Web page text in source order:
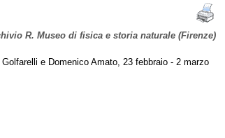
R. Museo di fisica e storia naturale (Firenze)
e Domenico Amato, 23 febbraio - 2 marzo